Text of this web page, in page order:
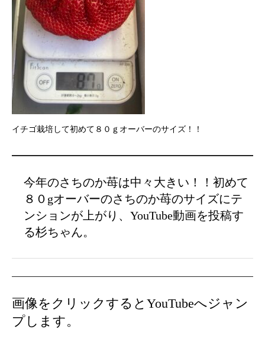
イチゴ栽培して初めて８０ｇオーバーのサイズ！！
今年のさちのか苺は中々大きい！！初めて
８０gオーバーのさちのか苺のサイズにテ
ンションが上がり、YouTube動画を投稿す
る杉ちゃん。
画像をクリックするとYouTubeへジャン
プします。